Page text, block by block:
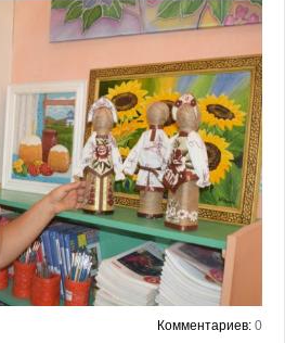
Комментариев: 0